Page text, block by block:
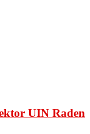
UIN Raden